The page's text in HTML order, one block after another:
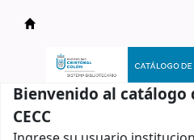
Catálogo en línea
Bienvenido al catálogo
CECC